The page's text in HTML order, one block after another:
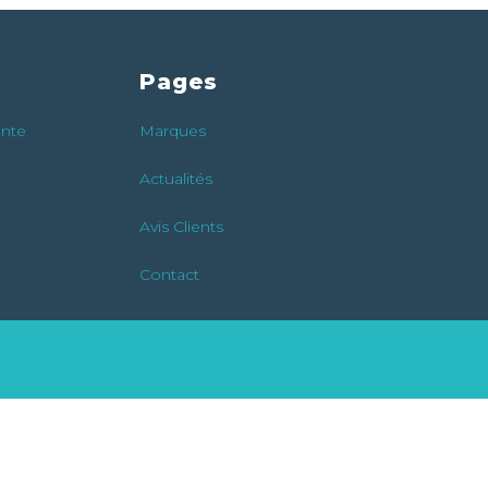
Pages
Marques
Actualités
Avis Clients
Contact